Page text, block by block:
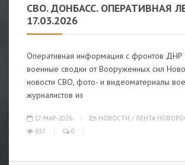
СВО. ДОНБАСС. ОПЕРАТИВНАЯ
17.03.2026
Оперативная информация с фронтов ДНР
военные сводки от Вооруженных сил
новости СВО, фото- и видеоматериалы
журналистов из
17-МАР-2026 НОВОСТИ / ЛЕНТА
637
0